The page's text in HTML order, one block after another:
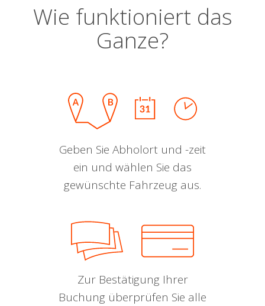
Wie funktioniert das
Ganze?
Geben Sie Abholort und -zeit
ein und wählen Sie das
gewünschte Fahrzeug aus.
Zur Bestätigung Ihrer
Buchung überprüfen Sie alle